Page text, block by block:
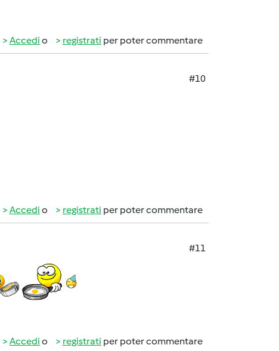
Accedi o registrati per poter commentare
#10
Accedi o registrati per poter commentare
#11
Accedi o registrati per poter commentare